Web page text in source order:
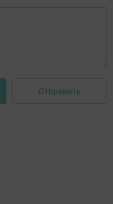
Отправить